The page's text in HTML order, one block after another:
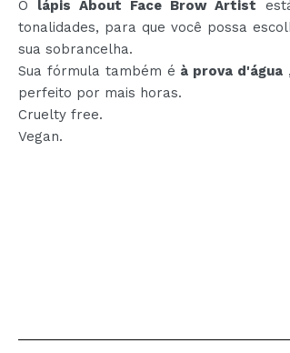
O lápis About Face Brow Artist
tonalidades, para que você possa
sua sobrancelha.
Sua fórmula também é à prova d'água
perfeito por mais horas.
Cruelty free.
Vegan.